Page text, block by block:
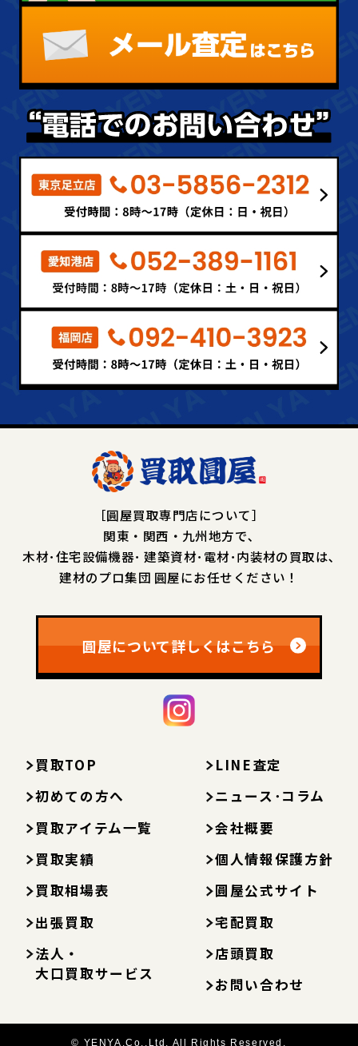
［圓屋買取専門店について］
関東・関西・九州地方で､
木材･住宅設備機器･ 建築資材･電材･内装材の買取は､
建材のプロ集団 圓屋にお任せください！
圓屋について詳しくはこちら
買取TOP
初めての方へ
買取アイテム一覧
買取実績
買取相場表
出張買取
法人・
大口買取サービス
LINE査定
ニュース･コラム
会社概要
個人情報保護方針
圓屋公式サイト
宅配買取
店頭買取
お問い合わせ
© YENYA.Co.,Ltd. All Rights Reserved.